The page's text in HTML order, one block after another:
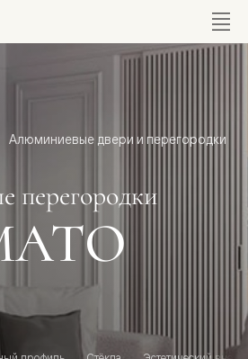
Алюминиевые двери и перегородки
перегородки